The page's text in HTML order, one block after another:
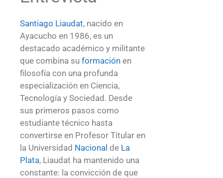
Santiago Liaudat, nacido en
Ayacucho en 1986, es un
destacado académico y militante
que combina su formación en
filosofía con una profunda
especialización en Ciencia,
Tecnología y Sociedad. Desde
sus primeros pasos como
estudiante técnico hasta
convertirse en Profesor Titular en
la Universidad Nacional de La
Plata, Liaudat ha mantenido una
constante: la convicción de que